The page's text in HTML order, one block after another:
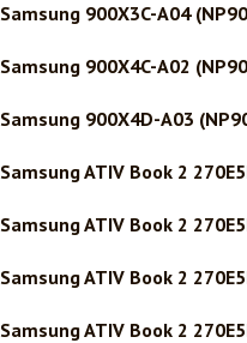
Samsung 900X3C-A04
Samsung 900X4C-A02
Samsung 900X4D-A03
Samsung ATIV Book 2
Samsung ATIV Book 2
Samsung ATIV Book 2
Samsung ATIV Book 2